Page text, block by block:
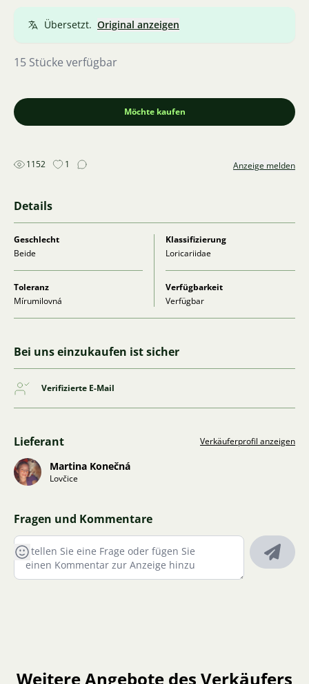
Übersetzt. Original anzeigen
15 Stücke verfügbar
Möchte kaufen
1152 1 Anzeige melden
Details
Geschlecht
Beide
Klassifizierung
Loricariidae
Toleranz
Mírumilovná
Verfügbarkeit
Verfügbar
Bei uns einzukaufen ist sicher
Verifizierte E-Mail
Lieferant Verkäuferprofil anzeigen
Martina Konečná
Lovčice
Fragen und Kommentare
Weitere Angebote des Verkäufers